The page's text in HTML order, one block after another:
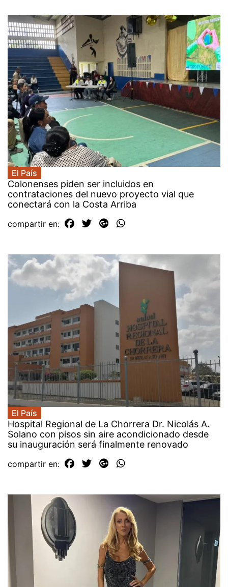
El País
Colonenses piden ser incluidos en
contrataciones del nuevo proyecto vial que
conectará con la Costa Arriba
compartir en:
El País
Hospital Regional de La Chorrera Dr. Nicolás A.
Solano con pisos sin aire acondicionado desde
su inauguración será finalmente renovado
compartir en: